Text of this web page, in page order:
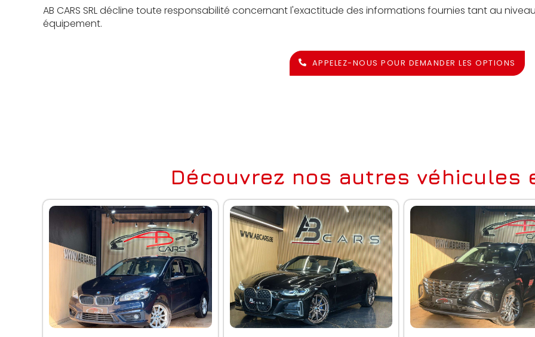
AB CARS SRL décline toute responsabilité concernant l'exactitude des informations fournies tant au
équipement.
APPELEZ-NOUS POUR DEMANDER LES OPTIONS
Découvrez nos autres véhicules